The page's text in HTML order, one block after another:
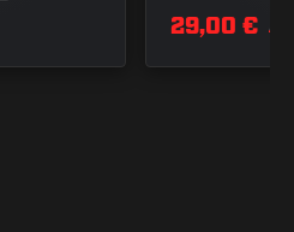
29,00 €